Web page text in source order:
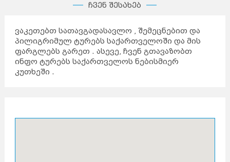
ჩვენ შესახებ
ვაკეთებთ სათავგადასავლო , შემეცნებით და
პილიგრიმულ ტურებს საქართველოში და მის
ფარგლებს გარეთ . ასევე, ჩვენ გთავაზობთ
ინფო ტურებს საქართველოს ნებისმიერ
კუთხეში .